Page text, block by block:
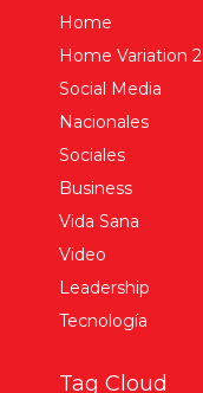
Home
Home Variation 2
Social Media
Nacionales
Sociales
Business
Vida Sana
Video
Leadership
Tecnología
Tag Cloud